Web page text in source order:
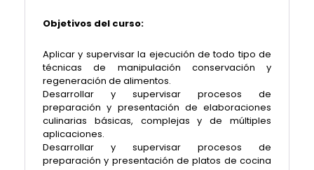
Objetivos del curso:
Aplicar y supervisar la ejecución de todo tipo de
técnicas de manipulación conservación y
regeneración de alimentos.
Desarrollar y supervisar procesos de
preparación y presentación de elaboraciones
culinarias básicas, complejas y de múltiples
aplicaciones.
Desarrollar y supervisar procesos de
preparación y presentación de platos de cocina